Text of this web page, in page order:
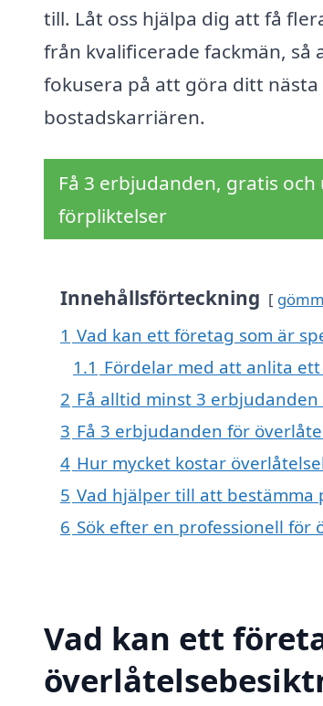
till. Låt oss hjälpa dig att få
från kvalificerade fackmän, så
fokusera på att göra ditt nästa
bostadskarriären.
Få 3 erbjudanden, gratis och
förpliktelser
Innehållsförteckning
1 Vad kan ett företag som är
1.1 Fördelar med att anlita
2 Få alltid minst 3
3 Få 3 erbjudanden för
4 Hur mycket kostar
5 Vad hjälper till att bestämma
6 Sök efter en professionell
Vad kan ett